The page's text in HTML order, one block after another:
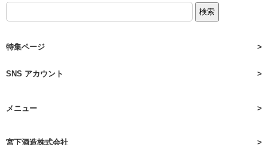
特集ページ
SNS アカウント
メニュー
宮下酒造株式会社